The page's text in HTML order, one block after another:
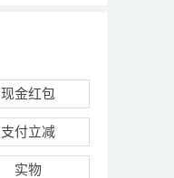
现金红包
支付立减
实物